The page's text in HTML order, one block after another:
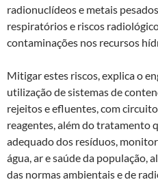
radionuclídeos e metais
respiratórios e riscos
contaminações nos recursos
Mitigar estes riscos, explica o
utilização de sistemas de
rejeitos e efluentes, com
reagentes, além do tratamento
adequado dos resíduos,
água, ar e saúde da população,
das normas ambientais e de